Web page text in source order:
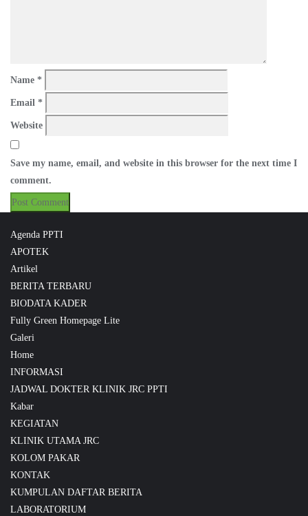
Name *
Email *
Website
Save my name, email, and website in this browser for the next time I
comment.
Agenda PPTI
APOTEK
Artikel
BERITA TERBARU
BIODATA KADER
Fully Green Homepage Lite
Galeri
Home
INFORMASI
JADWAL DOKTER KLINIK JRC PPTI
Kabar
KEGIATAN
KLINIK UTAMA JRC
KOLOM PAKAR
KONTAK
KUMPULAN DAFTAR BERITA
LABORATORIUM